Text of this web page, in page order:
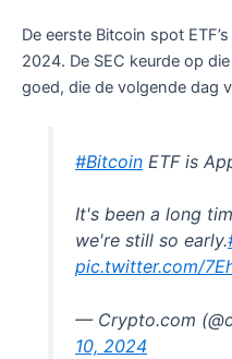
De eerste Bitcoin spot
2024. De SEC keurde op
goed, die de volgende dag
#Bitcoin ETF is
It's been a long
we're still so early.
pic.twitter.com/
— Crypto.com
10, 2024